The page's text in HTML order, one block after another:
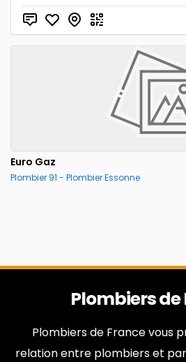
Euro Gaz
Plombier 91 - Plombier Essonne
Plombiers de
Plombiers de France vous
relation entre plombiers et